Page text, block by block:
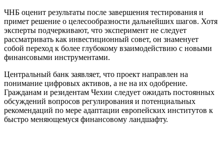
ЧНБ оценит результаты после завершения тестирования и
примет решение о целесообразности дальнейших шагов. Хотя
эксперты подчеркивают, что эксперимент не следует
рассматривать как инвестиционный совет, он знаменует
собой переход к более глубокому взаимодействию с новыми
финансовыми инструментами.
Центральный банк заявляет, что проект направлен на
понимание цифровых активов, а не на их одобрение.
Гражданам и резидентам Чехии следует ожидать постоянных
обсуждений вопросов регулирования и потенциальных
рекомендаций по мере адаптации европейских институтов к
быстро меняющемуся финансовому ландшафту.